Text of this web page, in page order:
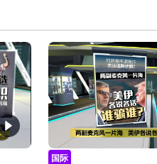
国际